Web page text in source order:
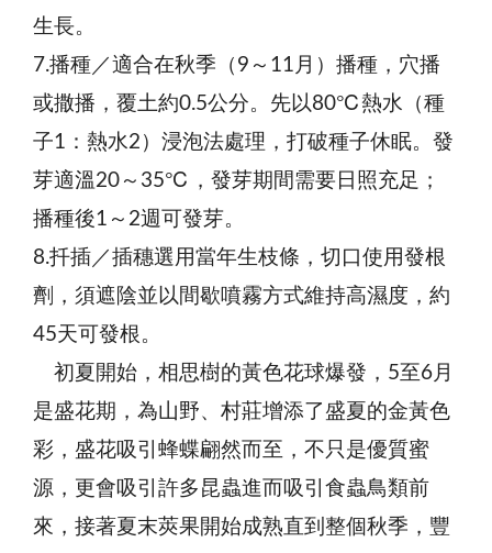
生長。
7.播種／適合在秋季（9～11月）播種，穴播
或撒播，覆土約0.5公分。先以80℃熱水（種
子1：熱水2）浸泡法處理，打破種子休眠。發
芽適溫20～35℃，發芽期間需要日照充足；
播種後1～2週可發芽。
8.扦插／插穗選用當年生枝條，切口使用發根
劑，須遮陰並以間歇噴霧方式維持高濕度，約
45天可發根。
初夏開始，相思樹的黃色花球爆發，5至6月
是盛花期，為山野、村莊增添了盛夏的金黃色
彩，盛花吸引蜂蝶翩然而至，不只是優質蜜
源，更會吸引許多昆蟲進而吸引食蟲鳥類前
來，接著夏末莢果開始成熟直到整個秋季，豐